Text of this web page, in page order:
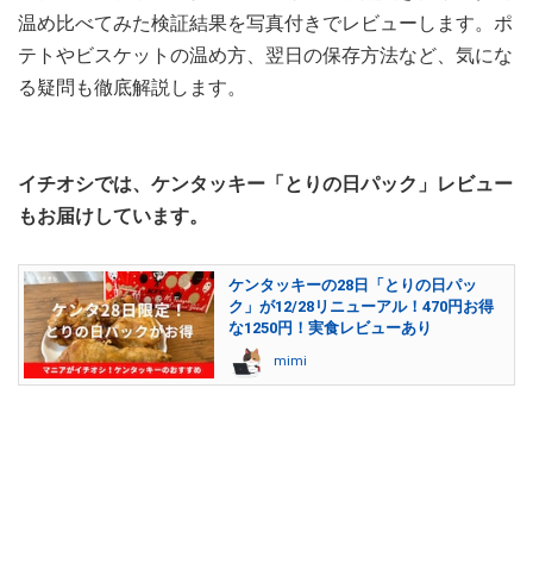
温め比べてみた検証結果を写真付きでレビューします。ポ
テトやビスケットの温め方、翌日の保存方法など、気にな
る疑問も徹底解説します。
イチオシでは、ケンタッキー「とりの日パック」レビュー
もお届けしています。
ケンタッキーの28日「とりの日パッ
ク」が12/28リニューアル！470円お得
な1250円！実食レビューあり
mimi